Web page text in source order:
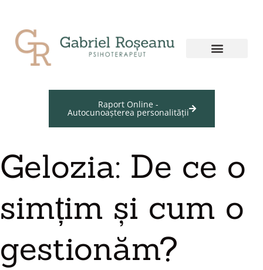
Raport Online -
Autocunoașterea personalității
Gelozia: De ce o
simțim și cum o
gestionăm?